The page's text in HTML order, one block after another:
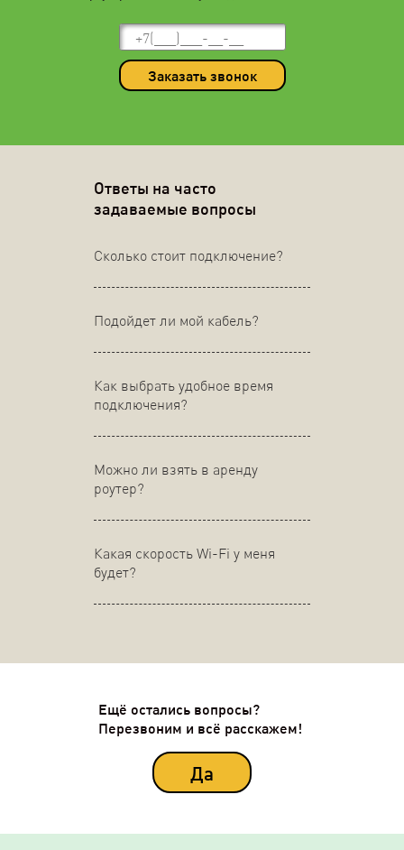
Заказать звонок
Ответы на часто
задаваемые вопросы
Сколько стоит подключение?
Подойдет ли мой кабель?
Как выбрать удобное время
подключения?
Можно ли взять в аренду
роутер?
Какая скорость Wi-Fi у меня
будет?
Ещё остались вопросы?
Перезвоним и всё расскажем!
Да